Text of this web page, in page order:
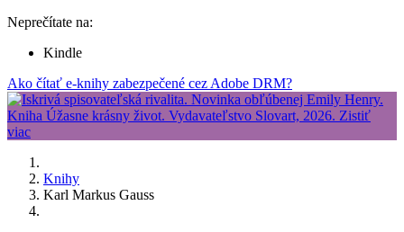
Neprečítate na:
Kindle
Ako čítať e-knihy zabezpečené cez Adobe DRM?
Knihy
Karl Markus Gauss